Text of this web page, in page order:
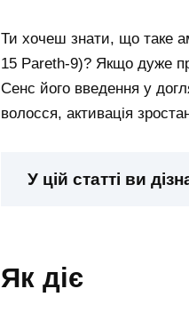
Ти хочеш знати, що таке
15 Pareth-9)? Якщо дуже
Сенс його введення у
волосся, активація
У цій статті ви
як діє